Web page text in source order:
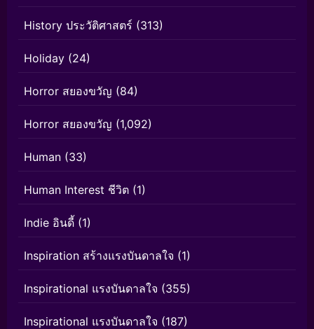
History ประวัติศาสตร์ (313)
Holiday (24)
Horror สยองขวัญ (84)
Horror สยองขวัญ (1,092)
Human (33)
Human Interest ชีวิต (1)
Indie อินดี้ (1)
Inspiration สร้างแรงบันดาลใจ (1)
Inspirational แรงบันดาลใจ (355)
Inspirational แรงบันดาลใจ (187)